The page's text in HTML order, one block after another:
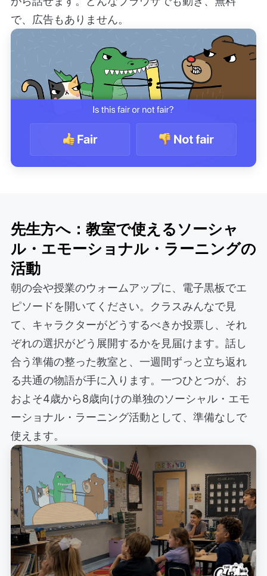
で、広告もありません。
先生方へ：教室で使えるソーシャ
ル・エモーショナル・ラーニングの
活動
朝の会や授業のウォームアップに、電子黒板でエ
ピソードを開いてください。クラスみんなで見
て、キャラクターがどうするべきか投票し、それ
ぞれの選択がどう展開するかを見届けます。話し
合う準備の整った教室と、一週間ずっと立ち返れ
る共通の物語が手に入ります。一つひとつが、お
およそ4歳から8歳向けの単独のソーシャル・エモ
ーショナル・ラーニング活動として、準備なしで
使えます。